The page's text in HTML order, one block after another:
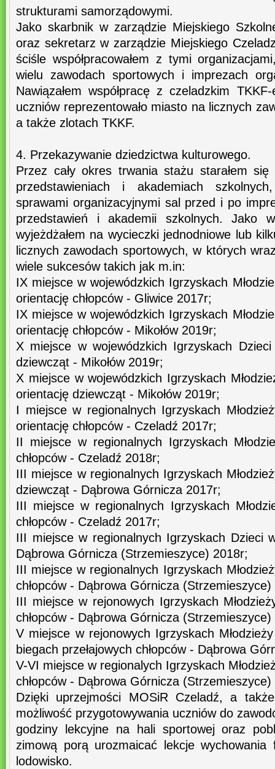
strukturami samorządowymi.
Jako skarbnik w zarządzie Miejskiego
oraz sekretarz w zarządzie Miejskiego
ściśle współpracowałem z tymi
wielu zawodach sportowych i imprezach
Nawiązałem współpracę z czeladzkim
uczniów reprezentowało miasto na licznych
a także zlotach TKKF.
4. Przekazywanie dziedzictwa kulturowego.
Przez cały okres trwania stażu starałem
przedstawieniach i akademiach
sprawami organizacyjnymi sal przed i po
przedstawień i akademii szkolnych. Jako
wyjeżdżałem na wycieczki jednodniowe lub
licznych zawodach sportowych, w których
wiele sukcesów takich jak m.in:
IX miejsce w wojewódzkich Igrzyskach
orientację chłopców - Gliwice 2017r;
IX miejsce w wojewódzkich Igrzyskach
orientację chłopców - Mikołów 2019r;
X miejsce w wojewódzkich Igrzyskach
dziewcząt - Mikołów 2019r;
X miejsce w wojewódzkich Igrzyskach
orientację dziewcząt - Mikołów 2019r;
I miejsce w regionalnych Igrzyskach
orientację chłopców - Czeladź 2017r;
II miejsce w regionalnych Igrzyskach
chłopców - Czeladź 2018r;
III miejsce w regionalnych Igrzyskach
dziewcząt - Dąbrowa Górnicza 2017r;
III miejsce w regionalnych Igrzyskach
chłopców - Czeladź 2017r;
III miejsce w regionalnych Igrzyskach Dzieci
Dąbrowa Górnicza (Strzemieszyce) 2018r;
III miejsce w regionalnych Igrzyskach
chłopców - Dąbrowa Górnicza
III miejsce w rejonowych Igrzyskach
chłopców - Dąbrowa Górnicza
V miejsce w rejonowych Igrzyskach
biegach przełajowych chłopców - Dąbrowa
V-VI miejsce w regionalych Igrzyskach
chłopców - Dąbrowa Górnicza (Strzemieszyce)
Dzięki uprzejmości MOSiR Czeladź, a
możliwość przygotowywania uczniów do
godziny lekcyjne na hali sportowej oraz
zimową porą urozmaicać lekcje wychowania
lodowisko.